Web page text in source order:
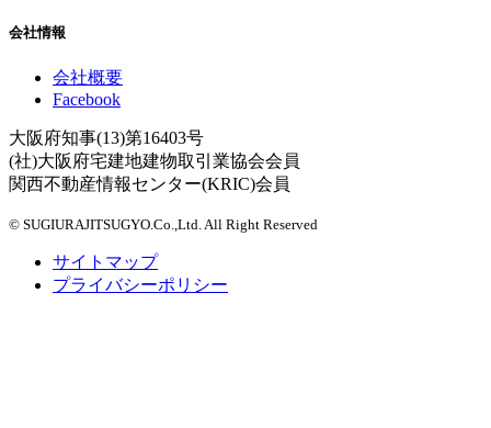
会社情報
会社概要
Facebook
大阪府知事(13)第16403号
(社)大阪府宅建地建物取引業協会会員
関西不動産情報センター(KRIC)会員
© SUGIURAJITSUGYO.Co.,Ltd. All Right Reserved
サイトマップ
プライバシーポリシー